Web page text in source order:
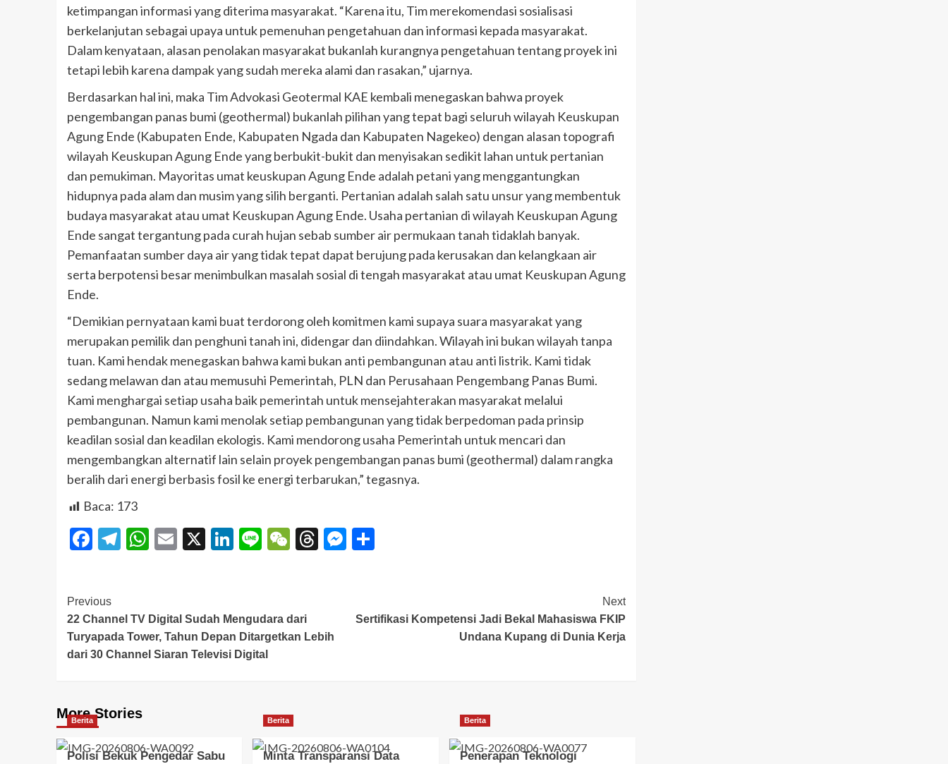
ketimpangan informasi yang diterima masyarakat. “Karena itu, Tim merekomendasi sosialisasi
berkelanjutan sebagai upaya untuk pemenuhan pengetahuan dan informasi kepada masyarakat.
Dalam kenyataan, alasan penolakan masyarakat bukanlah kurangnya pengetahuan tentang proyek ini
tetapi lebih karena dampak yang sudah mereka alami dan rasakan,” ujarnya.
Berdasarkan hal ini, maka Tim Advokasi Geotermal KAE kembali menegaskan bahwa proyek
pengembangan panas bumi (geothermal) bukanlah pilihan yang tepat bagi seluruh wilayah Keuskupan
Agung Ende (Kabupaten Ende, Kabupaten Ngada dan Kabupaten Nagekeo) dengan alasan topografi
wilayah Keuskupan Agung Ende yang berbukit-bukit dan menyisakan sedikit lahan untuk pertanian
dan pemukiman. Mayoritas umat keuskupan Agung Ende adalah petani yang menggantungkan
hidupnya pada alam dan musim yang silih berganti. Pertanian adalah salah satu unsur yang membentuk
budaya masyarakat atau umat Keuskupan Agung Ende. Usaha pertanian di wilayah Keuskupan Agung
Ende sangat tergantung pada curah hujan sebab sumber air permukaan tanah tidaklah banyak.
Pemanfaatan sumber daya air yang tidak tepat dapat berujung pada kerusakan dan kelangkaan air
serta berpotensi besar menimbulkan masalah sosial di tengah masyarakat atau umat Keuskupan Agung
Ende.
“Demikian pernyataan kami buat terdorong oleh komitmen kami supaya suara masyarakat yang
merupakan pemilik dan penghuni tanah ini, didengar dan diindahkan. Wilayah ini bukan wilayah tanpa
tuan. Kami hendak menegaskan bahwa kami bukan anti pembangunan atau anti listrik. Kami tidak
sedang melawan dan atau memusuhi Pemerintah, PLN dan Perusahaan Pengembang Panas Bumi.
Kami menghargai setiap usaha baik pemerintah untuk mensejahterakan masyarakat melalui
pembangunan. Namun kami menolak setiap pembangunan yang tidak berpedoman pada prinsip
keadilan sosial dan keadilan ekologis. Kami mendorong usaha Pemerintah untuk mencari dan
mengembangkan alternatif lain selain proyek pengembangan panas bumi (geothermal) dalam rangka
beralih dari energi berbasis fosil ke energi terbarukan,” tegasnya.
Baca: 173
Facebook
Telegram
WhatsApp
Email
X LinkedIn
LineWeChat
Threads
Messenger
Share
Previous
22 Channel TV Digital Sudah Mengudara dari
Turyapada Tower, Tahun Depan Ditargetkan Lebih
dari 30 Channel Siaran Televisi Digital
Next
Sertifikasi Kompetensi Jadi Bekal Mahasiswa FKIP
Undana Kupang di Dunia Kerja
More Stories
Berita
Polisi Bekuk Pengedar Sabu
Berita
Minta Transparansi Data
Berita
Penerapan Teknologi